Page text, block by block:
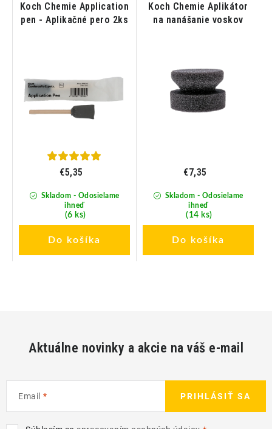
Koch Chemie Application
pen - Aplikačné pero 2ks
Skladom - Odosielame
ihneď
(6 ks)
€5,35
Do košíka
Koch Chemie Aplikátor
na nanášanie voskov
Skladom - Odosielame
ihneď
(14 ks)
€7,35
Do košíka
Aktuálne novinky a akcie na váš e-mail
Email PRIHLÁSIŤ SA